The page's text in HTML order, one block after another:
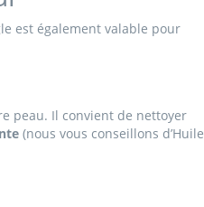
est également valable pour
peau. Il convient de nettoyer
(nous vous conseillons d’Huile